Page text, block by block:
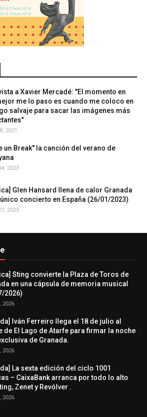
a Xavier Mercadé: "El momento en
me lo paso es cuando me coloco en
salvaje para sacar las imágenes más
2021
un Break" la canción del verano de
2023
Glen Hansard llena de calor Granada
concierto en España (26/01/2023)
2023
Sting convierte la Plaza de Toros de
en una cápsula de memoria musical
2026)
2026
Iván Ferreiro llega el 18 de julio al
de El Lago de Atarfe para firmar la noche
de Granada.
2026
La sexta edición del ciclo 1001
– CaixaBank arranca por todo lo alto
Zenet y Revólver .
2026